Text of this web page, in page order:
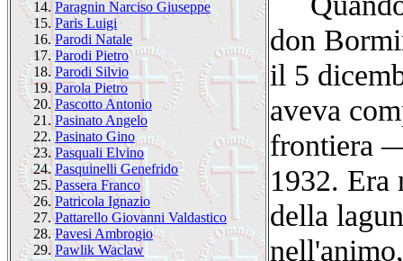
14. Paragnin Narciso Giuseppe
15. Paris Luigi
16. Parodi Natale
17. Parodi Pietro
18. Parodi Silvio
19. Parola Pietro
20. Pascotto Antonio
21. Pasinato Angelo
22. Pasinato Gino
23. Pasquali Elvino
24. Pasquinelli Genefrido
25. Passera Franco
26. Patricola Ignazio
27. Pattarello Giovanni Valdastico
28. Pavesi Ambrogio
29. Pawlik Waclaw
don
il 5
aveva
frontiera
1932. Era
della